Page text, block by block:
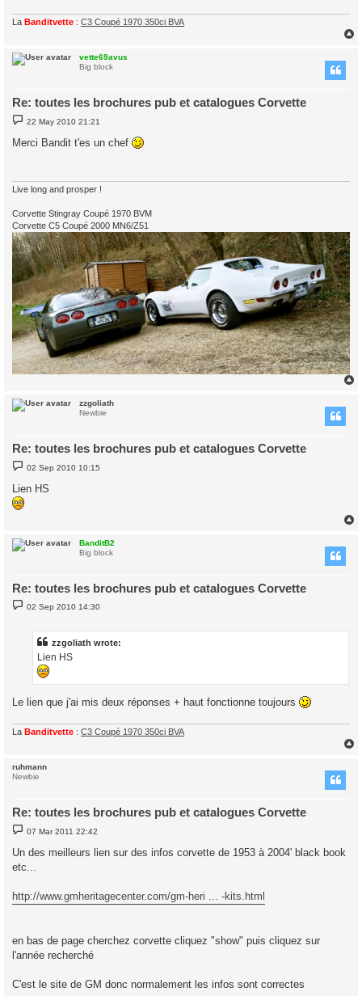
La Banditvette : C3 Coupé 1970 350ci BVA
vette69avus
Big block
Re: toutes les brochures pub et catalogues Corvette
P
o
t
22 May 2010 21:21
Merci Bandit t'es un chef
Live long and prosper !
Corvette Stingray Coupé 1970 BVM
Corvette C5 Coupé 2000 MN6/Z51
zzgoliath
Newbie
Re: toutes les brochures pub et catalogues Corvette
P
o
t
02 Sep 2010 10:15
Lien HS
BanditB2
Big block
Re: toutes les brochures pub et catalogues Corvette
P
o
02 Sep 2010 14:30
zzgoliath wrote:
Lien HS
Le lien que j'ai mis deux réponses + haut fonctionne toujours
La Banditvette : C3 Coupé 1970 350ci BVA
ruhmann
Newbie
Re: toutes les brochures pub et catalogues Corvette
P
o
t
07 Mar 2011 22:42
Un des meilleurs lien sur des infos corvette de 1953 à 2004' black book
etc...
http://www.gmheritagecenter.com/gm-heri ... -kits.html
en bas de page cherchez corvette cliquez "show" puis cliquez sur
l'année recherché
C'est le site de GM donc normalement les infos sont correctes